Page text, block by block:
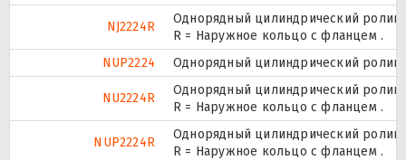
NJ2224R
Однорядный цилиндрический
R = Наружное кольцо с фланцем .
NUP2224
Однорядный цилиндрический
NU2224R
Однорядный цилиндрический
R = Наружное кольцо с фланцем .
NUP2224R
Однорядный цилиндрический
R = Наружное кольцо с фланцем .